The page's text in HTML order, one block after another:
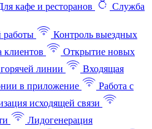
кафе и ресторанов
Служба
работы
Контроль выездных
клиентов
Открытие новых
линии
Входящая
в приложение
Работа с
исходящей связи
Лидогенерация